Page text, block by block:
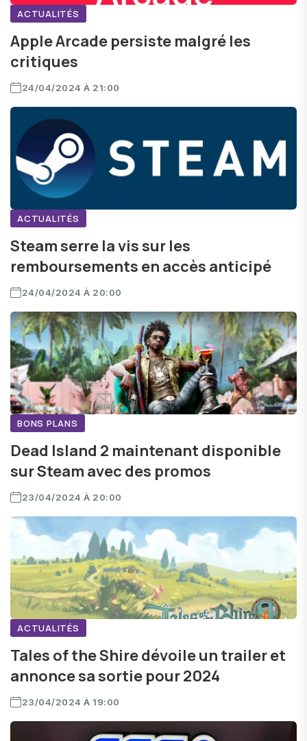
ACTUALITÉS
Apple Arcade persiste malgré les
critiques
24/04/2024 À 21:00
ACTUALITÉS
Steam serre la vis sur les
remboursements en accès anticipé
24/04/2024 À 20:00
BONS PLANS
Dead Island 2 maintenant disponible
sur Steam avec des promos
23/04/2024 À 20:00
ACTUALITÉS
Tales of the Shire dévoile un trailer et
annonce sa sortie pour 2024
23/04/2024 À 19:00